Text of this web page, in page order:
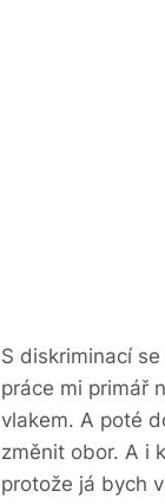
S diskriminací
práce mi primář
vlakem. A poté
změnit obor. A i
protože já bych